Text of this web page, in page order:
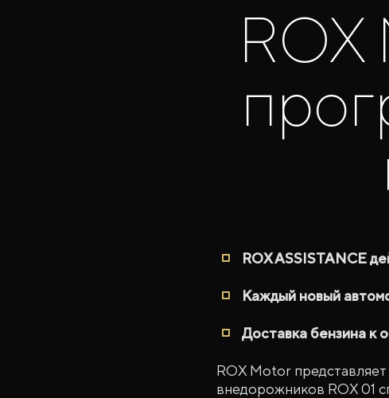
ROX
ROX ASSISTANCE
Каждый новый
Доставка бензина к
ROX Motor
внедорожников ROX 01